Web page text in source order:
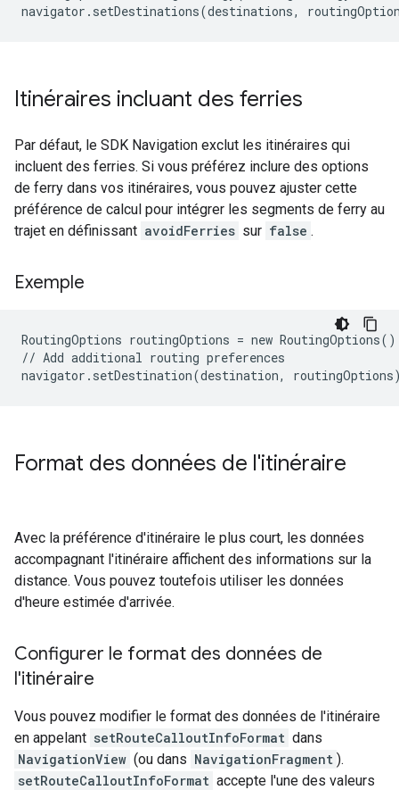
Itinéraires incluant des ferries
Par défaut, le SDK Navigation exclut les itinéraires qui
incluent des ferries. Si vous préférez inclure des options
de ferry dans vos itinéraires, vous pouvez ajuster cette
préférence de calcul pour intégrer les segments de ferry au
trajet en définissant avoidFerries sur false .
Exemple
RoutingOptions routingOptions = new
// Add additional routing preferences
Format des données de l'itinéraire
Avec la préférence d'itinéraire le plus court, les données
accompagnant l'itinéraire affichent des informations sur la
distance. Vous pouvez toutefois utiliser les données
d'heure estimée d'arrivée.
Configurer le format des données de
l'itinéraire
Vous pouvez modifier le format des données de l'itinéraire
en appelant setRouteCalloutInfoFormat dans
NavigationView (ou dans NavigationFragment ).
setRouteCalloutInfoFormat accepte l'une des valeurs